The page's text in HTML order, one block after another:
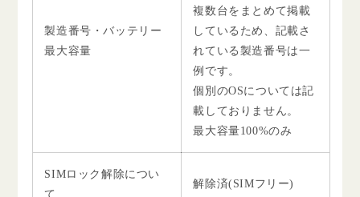
製造番号・バッテリー
最大容量
複数台をまとめて掲載
しているため、記載さ
れている製造番号は一
例です。
個別のOSについては記
載しておりません。
最大容量100%のみ
SIMロック解除につい
て
解除済(SIMフリー)